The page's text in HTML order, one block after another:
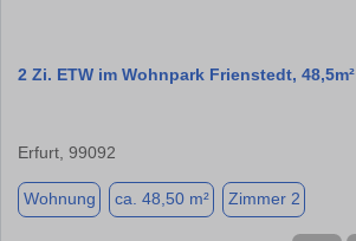
2 Zi. ETW im Wohnpark Frienstedt, 48,5m²
Erfurt, 99092
Wohnung ca. 48,50 m² Zimmer 2